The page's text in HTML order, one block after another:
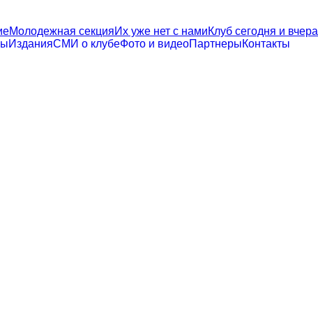
Молодежная секцияИх уже нет с намиКлуб сегодня и вчера
ИзданияСМИ о клубеФото и видеоПартнерыКонтакты